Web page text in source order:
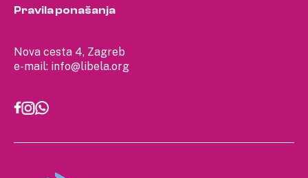
Nova cesta 4, Zagreb
e-mail: info@libela.org
Pravila ponašanja